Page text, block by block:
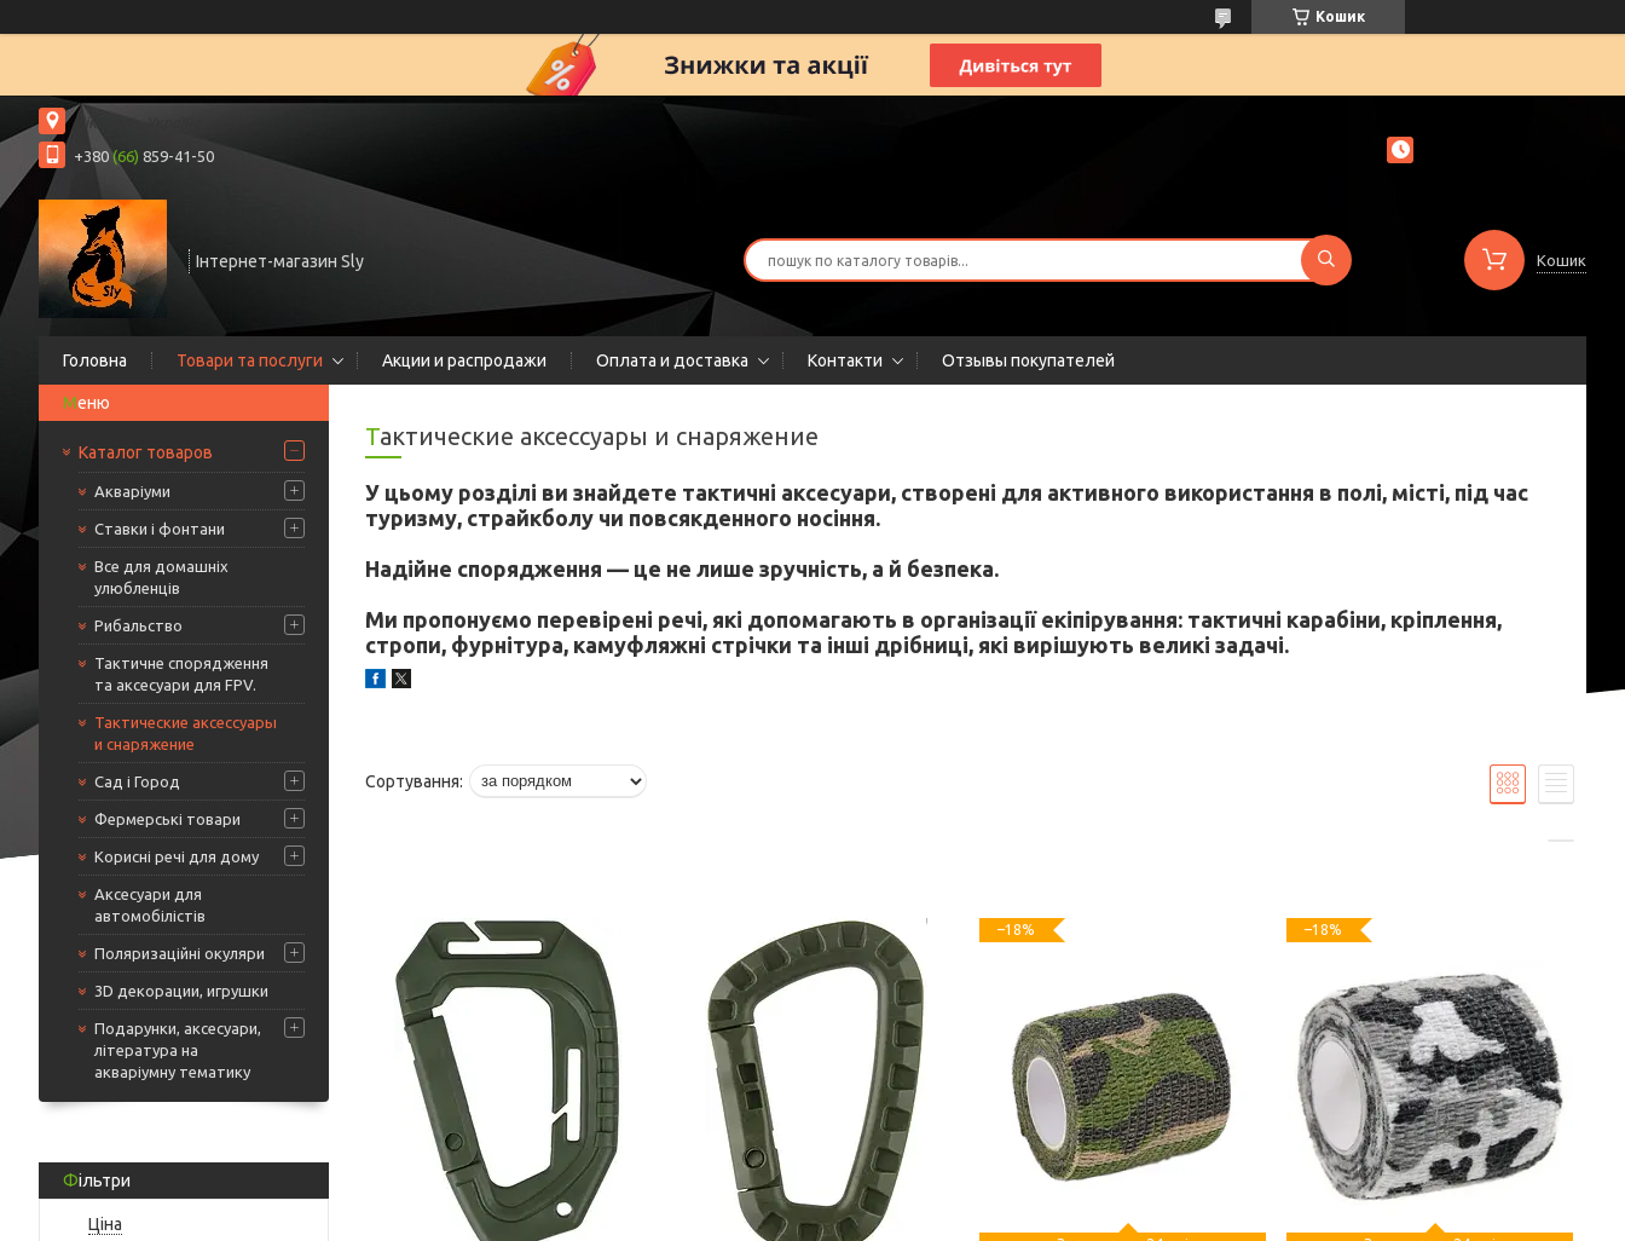
Кошик
Нікополь, Україна
+380(66) 859-41-50
Інтернет-магазин Sly Кошик
Головна Товари та послуги Акции и распродажи Оплата и доставка Контакти Отзывы покупателей
Каталог товаров
Акваріуми
Ставки і фонтани
Все для домашніх
улюбленців
Рибальство
Тактичне спорядження
та аксесуари для FPV.
Тактические аксессуары
и снаряжение
Сад і Город
Фермерські товари
Корисні речі для дому
Аксесуари для
автомобілістів
Поляризаційні окуляри
3D декорации, игрушки
Подарунки, аксесуари,
література на
акваріумну тематику
Фільтри
Ціна
Тактические аксессуары и снаряжение
У цьому розділі ви знайдете тактичні аксесуари, створені для активного використання в полі, місті, під час
туризму, страйкболу чи повсякденного носіння.
Надійне спорядження — це не лише зручність, а й безпека.
Ми пропонуємо перевірені речі, які допомагають в організації екіпірування: тактичні карабіни, кріплення,
стропи, фурнітура, камуфляжні стрічки та інші дрібниці, які вирішують великі задачі.
–18% –18%